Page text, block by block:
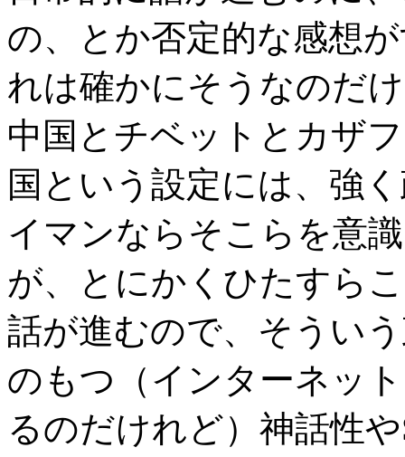
の、とか否定的な感想
れは確かにそうなのだ
中国とチベットとカザ
国という設定には、強
イマンならそこらを意
が、とにかくひたすら
話が進むので、そうい
のもつ（インターネッ
るのだけれど）神話性